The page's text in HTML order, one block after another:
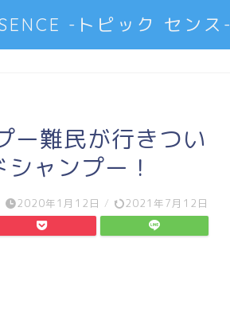
-トピック センス-
ー難民が行きつい
ャンプー！
2020年1月12日 / 2021年7月12日